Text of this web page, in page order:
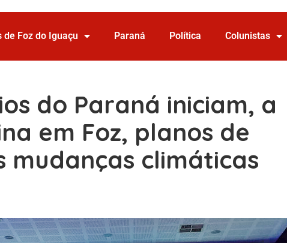
de Foz do Iguaçu Paraná Política Colunistas
do Paraná iniciam, a
em Foz, planos de
mudanças climáticas